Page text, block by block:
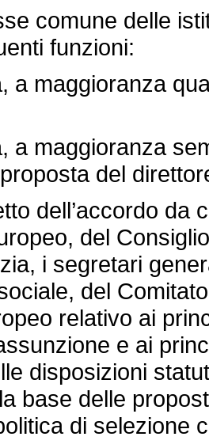
comune delle
funzioni:
maggioranza
maggioranza
del
dell’accordo da
del
i segretari
del
relativo ai
e ai
disposizioni
base delle
di selezione